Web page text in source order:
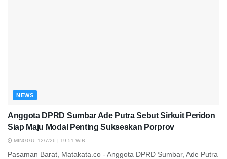
NEWS
Anggota DPRD Sumbar Ade Putra Sebut Sirkuit Peridon
Siap Maju Modal Penting Sukseskan Porprov
MINGGU, 12/7/26 | 19:51 WIB
Pasaman Barat, Matakata.co - Anggota DPRD Sumbar, Ade Putra